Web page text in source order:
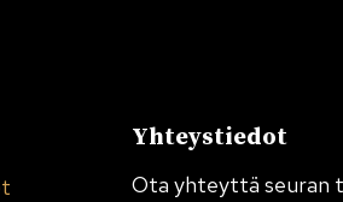
Yhteystiedot
Ota yhteyttä seuran